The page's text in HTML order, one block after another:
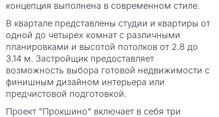
концепция выполнена в современном стиле.
В квартале представлены студии и квартиры от
одной до четырех комнат с различными
планировками и высотой потолков от 2.8 до
3.14 м. Застройщик предоставляет
возможность выбора готовой недвижимости с
финишным дизайном интерьера или
предчистовой подготовкой.
Проект "Прокшино" включает в себя три